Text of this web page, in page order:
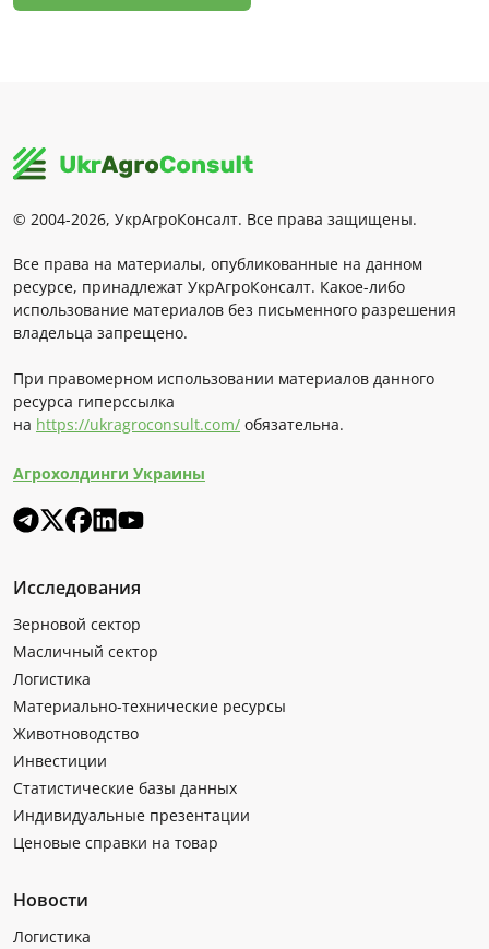
© 2004-2026, УкрАгроКонсалт. Все права защищены.
Все права на материалы, опубликованные на данном
ресурсе, принадлежат УкрАгроКонсалт. Какое-либо
использование материалов без письменного разрешения
владельца запрещено.
При правомерном использовании материалов данного
ресурса гиперссылка
на https://ukragroconsult.com/ обязательна.
Агрохолдинги Украины
Исследования
Зерновой сектор
Масличный сектор
Логистика
Материально-технические ресурсы
Животноводство
Инвестиции
Статистические базы данных
Индивидуальные презентации
Ценовые справки на товар
Новости
Логистика